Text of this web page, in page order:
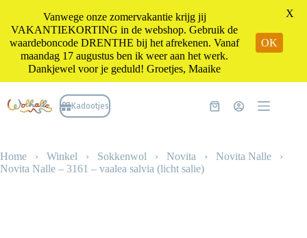
naar
de
Kadootjes Winkelwagen
Home › Winkel › Sokkenwol › Novita › Novita Nalle ›
Novita Nalle – 3161 – vaalea salvia (licht salie)
Vanwege onze zomervakantie krijg jij
VAKANTIEKORTING in de webshop. Gebruik de
waardeboncode DRENTHE bij het afrekenen. Vanaf
maandag 17 augustus ben ik weer aan het werk.
Dankjewel voor je geduld! Groetjes, Maaike
OK
X